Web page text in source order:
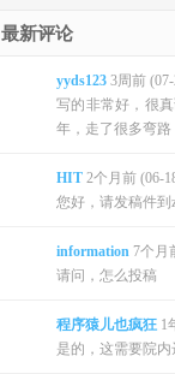
最新评论
yyds123 3周前 (07-
写的非常好，很
年，走了很多弯路
HIT 2个月前 (06-
您好，请发稿件到
information 7个月
请问，怎么投稿
程序猿儿也疯狂 1
是的，这需要院内